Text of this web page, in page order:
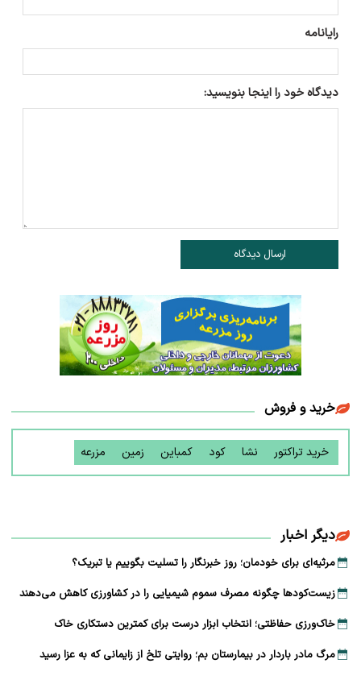
رایانامه
دیدگاه خود را اینجا بنویسید:
ارسال دیدگاه
خرید و فروش
خرید تراکتور نشا کود کمباین زمین مزرعه
دیگر اخبار
مرثیه‌ای برای خودمان؛ روز خبرنگار را تسلیت بگوییم یا تبریک؟
زیست‌کودها چگونه مصرف سموم شیمیایی را در کشاورزی کاهش می‌دهند
خاک‌ورزی حفاظتی؛ انتخاب ابزار درست برای کمترین دستکاری خاک
مرگ مادر باردار در بیمارستان بم؛ روایتی تلخ از زایمانی که به عزا رسید